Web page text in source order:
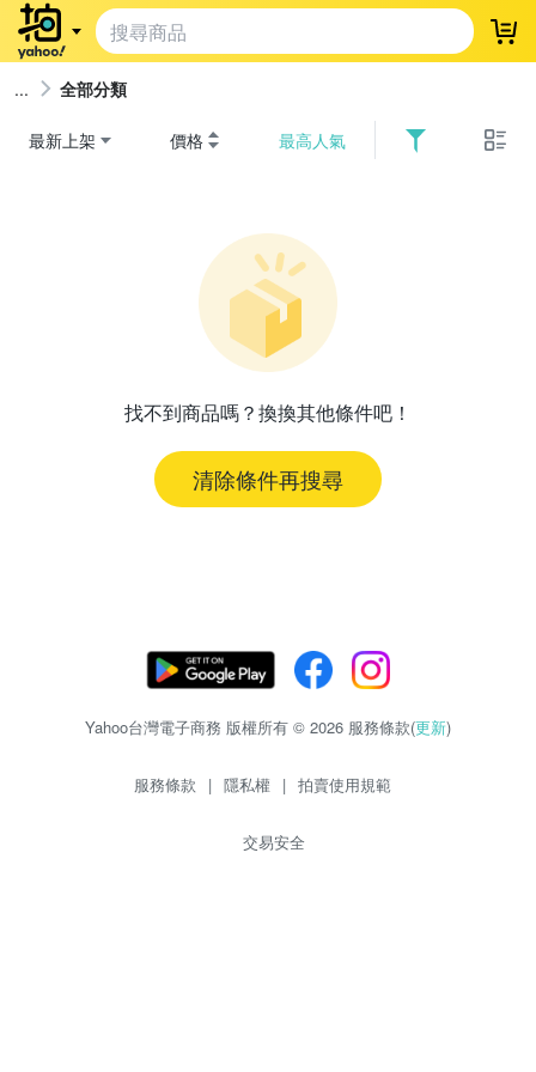
登
全部分類
最新上架 價格 最高人氣
找不到商品嗎？換換其他條件吧！
清除條件再搜尋
Yahoo台灣電子商務 版權所有 © 2026 服務條款(更新)
服務條款 | 隱私權 | 拍賣使用規範
交易安全